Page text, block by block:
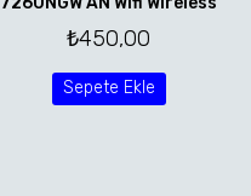
₺450,00
Sepete Ekle